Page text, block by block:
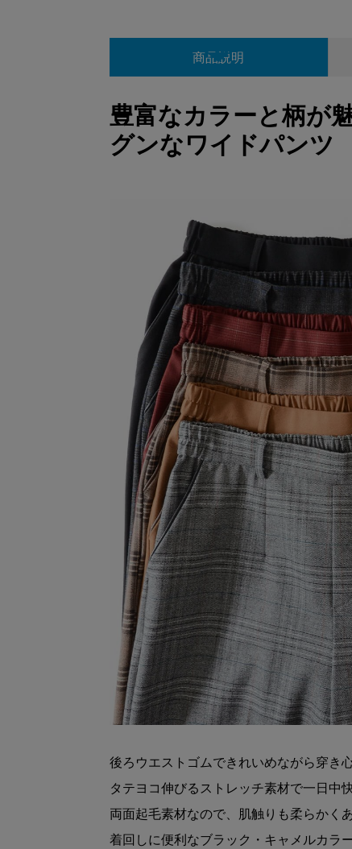
商品説明
豊富なカラーと柄が
グンなワイドパンツ
後ろウエストゴムできれいめながら穿き
タテヨコ伸びるストレッチ素材で一日中
両面起毛素材なので、肌触りも柔らかく
着回しに便利なブラック・キャメルカラ